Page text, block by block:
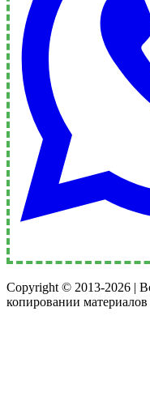
Copyright © 2013-2026 |
копировании материалов